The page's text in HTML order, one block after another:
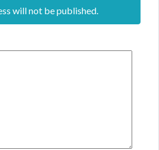
will not be published.